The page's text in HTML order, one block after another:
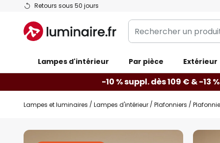
Retours sous 50 jours
Allez
contenu
Rechercher
un
catégorie...
Lampes d'intérieur Par pièce Extérieur
-10 % suppl. dès 109 € & -13
Lampes et luminaires Lampes d'intérieur Plafonniers
Skip